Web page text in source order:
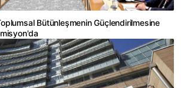
Bütünleşmenin Güçlendirilmesine